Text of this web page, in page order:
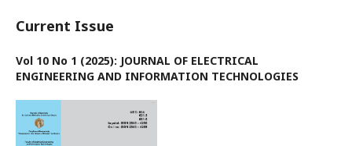
Current Issue
Vol 10 No 1 (2025): JOURNAL OF ELECTRICAL
ENGINEERING AND INFORMATION TECHNOLOGIES